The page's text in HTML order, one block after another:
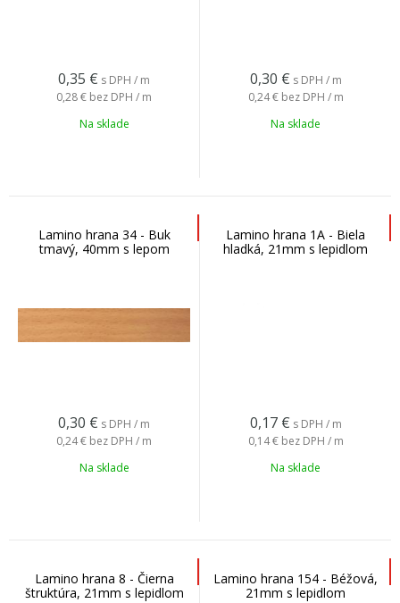
0,35 € s DPH / m
0,28 € bez DPH / m
Na sklade
0,30 € s DPH / m
0,24 € bez DPH / m
Na sklade
Lamino hrana 34 - Buk
tmavý, 40mm s lepom
0,30 € s DPH / m
0,24 € bez DPH / m
Na sklade
Lamino hrana 1A - Biela
hladká, 21mm s lepidlom
0,17 € s DPH / m
0,14 € bez DPH / m
Na sklade
Lamino hrana 8 - Čierna
štruktúra, 21mm s lepidlom
Lamino hrana 154 - Béžová,
21mm s lepidlom